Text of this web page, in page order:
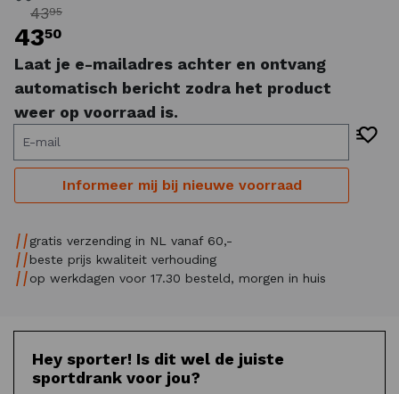
4395
4350
Laat je e-mailadres achter en ontvang
automatisch bericht zodra het product
weer op voorraad is.
E-mail
Informeer mij bij nieuwe voorraad
gratis verzending in NL vanaf 60,-
beste prijs kwaliteit verhouding
op werkdagen voor 17.30 besteld, morgen in huis
Hey sporter! Is dit wel de juiste
sportdrank voor jou?